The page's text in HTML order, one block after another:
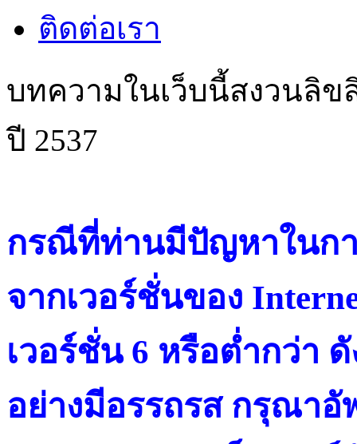
ติดต่อเรา
บทความในเว็บนี้สงวนลิ
ปี 2537
กรณีที่ท่านมีปัญหาในกา
จากเวอร์ชั่นของ
เวอร์ชั่น 6 หรือต่ำกว่า
อย่างมีอรรถรส กรุณาอั